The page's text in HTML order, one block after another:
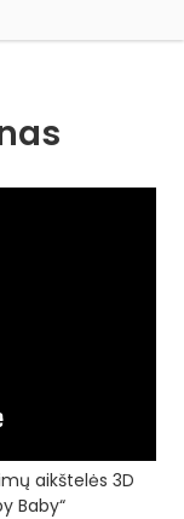
aikštelės 3D
Baby“